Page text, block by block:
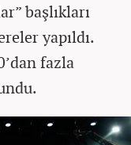
başlıkları
yapıldı.
fazla